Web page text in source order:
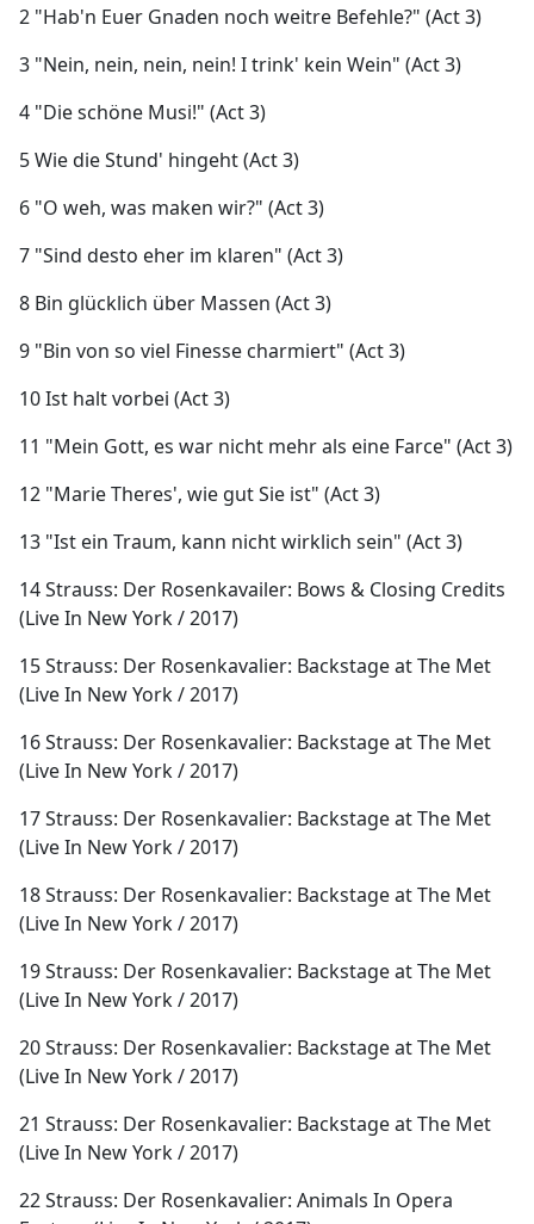
2 "Hab'n Euer Gnaden noch weitre Befehle?" (Act 3)
3 "Nein, nein, nein, nein! I trink' kein Wein" (Act 3)
4 "Die schöne Musi!" (Act 3)
5 Wie die Stund' hingeht (Act 3)
6 "O weh, was maken wir?" (Act 3)
7 "Sind desto eher im klaren" (Act 3)
8 Bin glücklich über Massen (Act 3)
9 "Bin von so viel Finesse charmiert" (Act 3)
10 Ist halt vorbei (Act 3)
11 "Mein Gott, es war nicht mehr als eine Farce" (Act 3)
12 "Marie Theres', wie gut Sie ist" (Act 3)
13 "Ist ein Traum, kann nicht wirklich sein" (Act 3)
14 Strauss: Der Rosenkavailer: Bows & Closing Credits
(Live In New York / 2017)
15 Strauss: Der Rosenkavalier: Backstage at The Met
(Live In New York / 2017)
16 Strauss: Der Rosenkavalier: Backstage at The Met
(Live In New York / 2017)
17 Strauss: Der Rosenkavalier: Backstage at The Met
(Live In New York / 2017)
18 Strauss: Der Rosenkavalier: Backstage at The Met
(Live In New York / 2017)
19 Strauss: Der Rosenkavalier: Backstage at The Met
(Live In New York / 2017)
20 Strauss: Der Rosenkavalier: Backstage at The Met
(Live In New York / 2017)
21 Strauss: Der Rosenkavalier: Backstage at The Met
(Live In New York / 2017)
22 Strauss: Der Rosenkavalier: Animals In Opera